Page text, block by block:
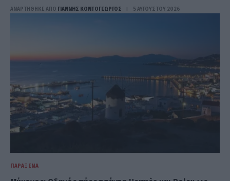
ΑΝΑΡΤΗΘΗΚΕ ΑΠΟ ΓΙΆΝΝΗΣ ΚΟΝΤΟΓΕΏΡΓΟΣ 5 ΑΥΓΟΎΣΤΟΥ 2026
ΠΑΡΆΞΕΝΑ